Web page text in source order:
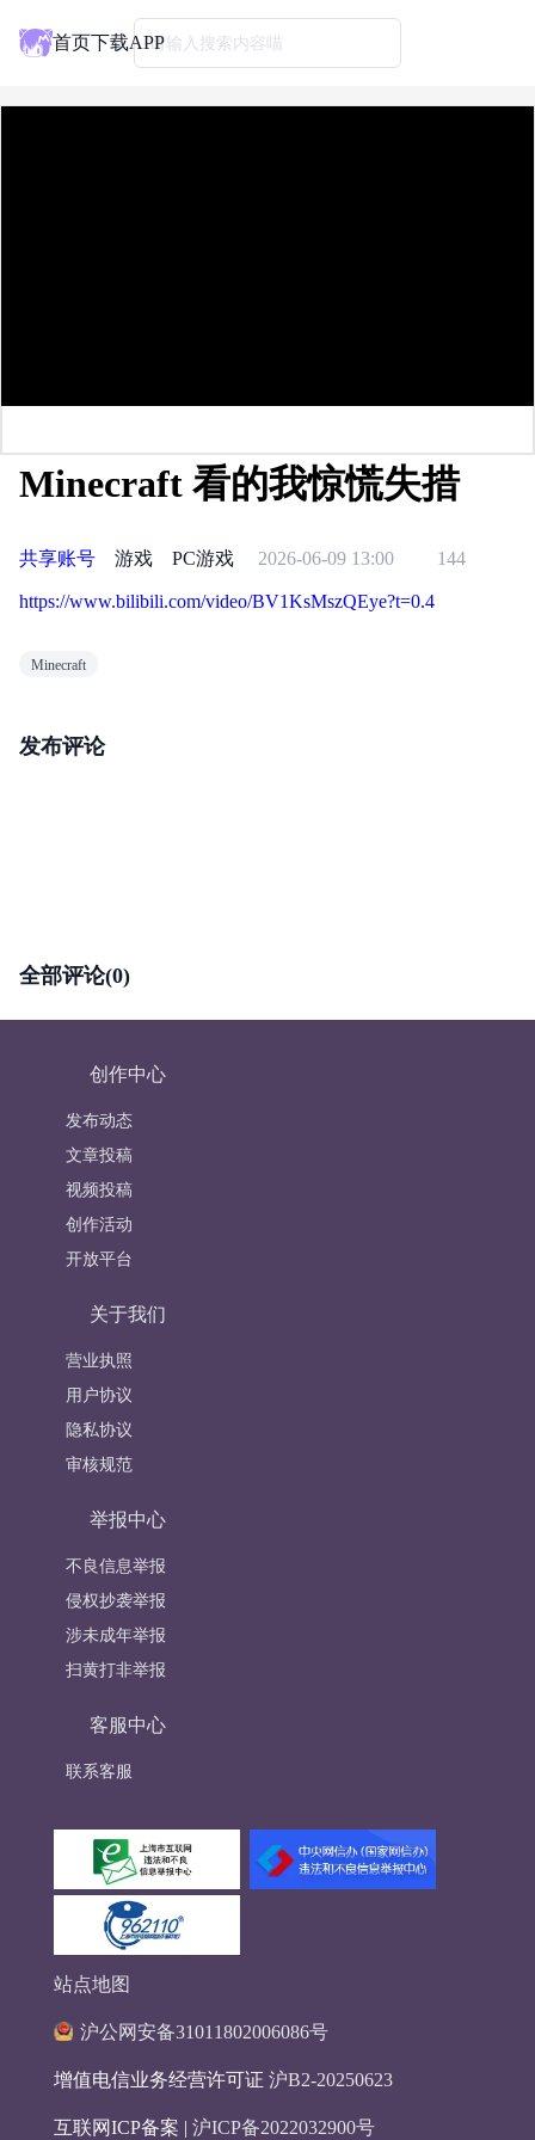
首页下载APP请输入搜索内容喵
Minecraft 看的我惊慌失措
共享账号 游戏 PC游戏 2026-06-09 13:00 144
https://www.bilibili.com/video/BV1KsMszQEye?t=0.4
Minecraft
发布评论
全部评论(0)
创作中心
发布动态
文章投稿
视频投稿
创作活动
开放平台
关于我们
营业执照
用户协议
隐私协议
审核规范
举报中心
不良信息举报
侵权抄袭举报
涉未成年举报
扫黄打非举报
客服中心
联系客服
站点地图
沪公网安备31011802006086号
增值电信业务经营许可证 沪B2-20250623
互联网ICP备案 | 沪ICP备2022032900号